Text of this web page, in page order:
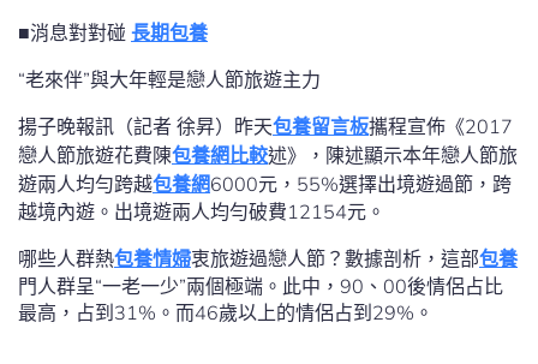
■消息對對碰 長期包養
“老來伴”與大年輕是戀人節旅遊主力
揚子晚報訊（記者 徐昇）昨天包養留言板攜程宣佈《2017
戀人節旅遊花費陳包養網比較述》，陳述顯示本年戀人節旅
遊兩人均勻跨越包養網6000元，55%選擇出境遊過節，跨
越境內遊。出境遊兩人均勻破費12154元。
哪些人群熱包養情婦衷旅遊過戀人節？數據剖析，這部包養
門人群呈“一老一少”兩個極端。此中，90、00後情侶占比
最高，占到31%。而46歲以上的情侶占到29%。